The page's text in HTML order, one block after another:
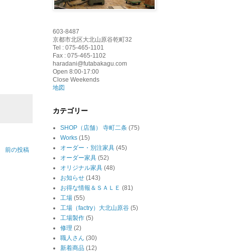
前の投稿
603-8487
京都市北区大北山原谷乾町32
Tel : 075-465-1101
Fax : 075-465-1102
haradani@futabakagu.com
Open 8:00-17:00
Close Weekends
地図
カテゴリー
SHOP（店舗） 寺町二条 (75)
Works (15)
オーダー・別注家具 (45)
オーダー家具 (52)
オリジナル家具 (48)
お知らせ (143)
お得な情報＆ＳＡＬＥ (81)
工場 (55)
工場（factry）大北山原谷 (5)
工場製作 (5)
修理 (2)
職人さん (30)
新着商品 (12)